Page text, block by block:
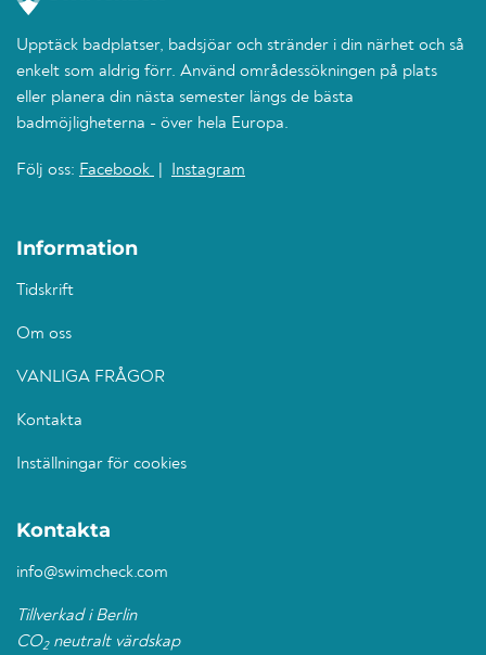
Upptäck badplatser, badsjöar och stränder i din närhet och så
enkelt som aldrig förr. Använd områdessökningen på plats
eller planera din nästa semester längs de bästa
badmöjligheterna - över hela Europa.
Följ oss: Facebook Instagram
Information
Tidskrift
Om oss
VANLIGA FRÅGOR
Kontakta
Inställningar för cookies
Kontakta
info@swimcheck.com
Tillverkad i Berlin
CO2neutralt värdskap